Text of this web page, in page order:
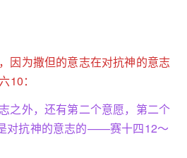
因为撒但的意志在对抗神的意志
：
之外，还有第二个意愿，第二个
对抗神的意志的——赛十四12～